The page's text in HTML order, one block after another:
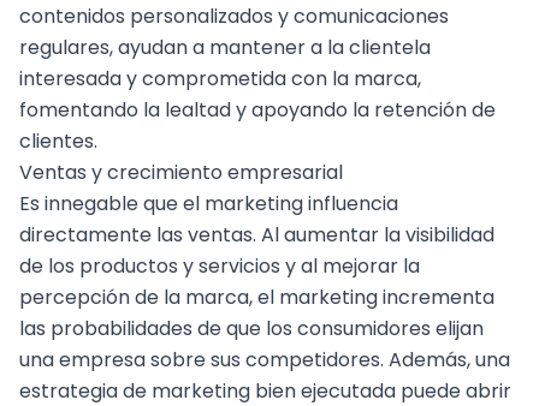
contenidos personalizados y comunicaciones
regulares, ayudan a mantener a la clientela
interesada y comprometida con la marca,
fomentando la lealtad y apoyando la retención de
clientes.
Ventas y crecimiento empresarial
Es innegable que el marketing influencia
directamente las ventas. Al aumentar la visibilidad
de los productos y servicios y al mejorar la
percepción de la marca, el marketing incrementa
las probabilidades de que los consumidores elijan
una empresa sobre sus competidores. Además, una
estrategia de marketing bien ejecutada puede abrir